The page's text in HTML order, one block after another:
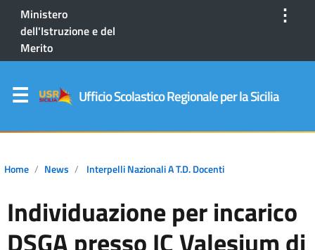
Ministero
dell'Istruzione e del
Merito
⋮
Ufficio Scolastico Regionale per la Sicilia
Home News Interpelli Nazionali A T.D. Docenti
Individuazione per incarico